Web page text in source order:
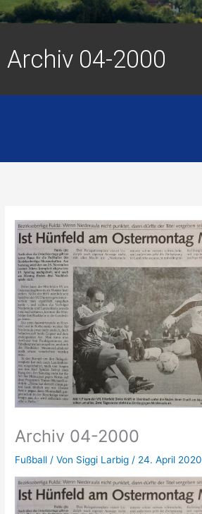
Archiv 04-2000
Archiv 04-2000
Fußball / Von Siggi Larbig/ 24. April 2020